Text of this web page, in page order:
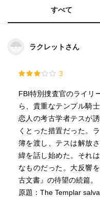
すべて
ラクレットさん
3
FBI特別捜査官のライリ
ら、貴重なテンプル騎
恋人の考古学者テスが
くとった措置だった。
簿を渡し、テスは解放
緯を話し始めた。それ
なものだった。大反響
古文書』の待望の続篇。
原題：The Templar